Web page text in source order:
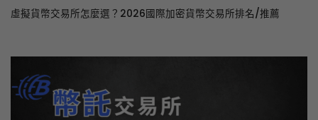
虛擬貨幣交易所怎麼選？2026國際加密貨幣交易所排名/推薦